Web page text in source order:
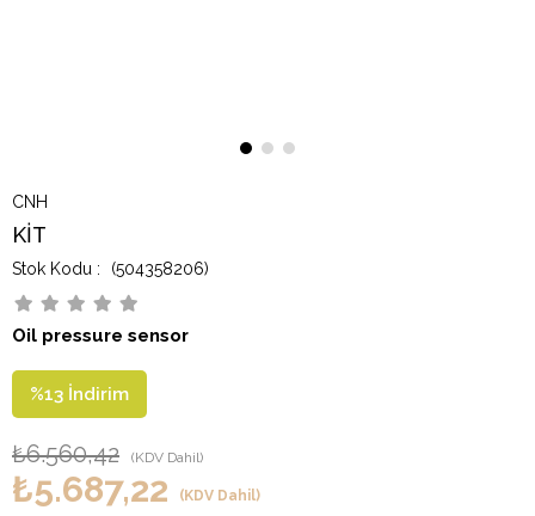
CNH
KİT
(504358206)
Oil pressure sensor
%13 İndirim
₺6.560,42 (KDV Dahil)
₺5.687,22 (KDV Dahil)